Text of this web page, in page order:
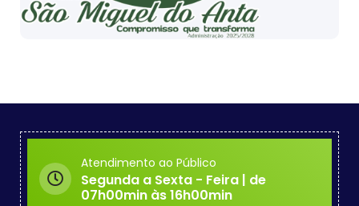
Atendimento ao Público
Segunda a Sexta - Feira | de
07h00min às 16h00min